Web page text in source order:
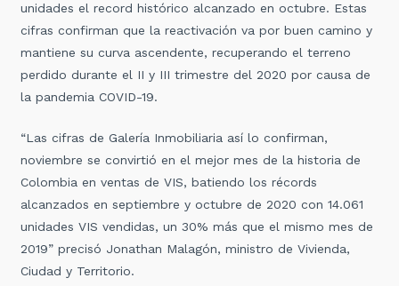
unidades el record histórico alcanzado en octubre. Estas
cifras confirman que la reactivación va por buen camino y
mantiene su curva ascendente, recuperando el terreno
perdido durante el II y III trimestre del 2020 por causa de
la pandemia COVID-19.
“Las cifras de Galería Inmobiliaria así lo confirman,
noviembre se convirtió en el mejor mes de la historia de
Colombia en ventas de VIS, batiendo los récords
alcanzados en septiembre y octubre de 2020 con 14.061
unidades VIS vendidas, un 30% más que el mismo mes de
2019” precisó Jonathan Malagón, ministro de Vivienda,
Ciudad y Territorio.